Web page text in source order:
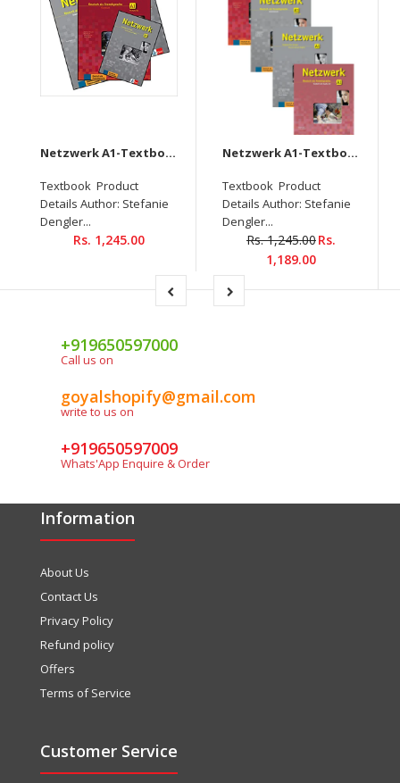
Netzwerk A1-Textbook+Workbook+Glossar+Intensivtrainer + Downloadable audio CD
Textbook Product
Details Author: Stefanie
Dengler...
Rs. 1,245.00
Netzwerk A1-Textbook+Workbook+Glossar+Testheft+Audios Downloadable (Set of 4 books)
Textbook Product
Details Author: Stefanie
Dengler...
Rs. 1,245.00Rs.
1,189.00
+919650597000
Call us on
goyalshopify@gmail.com
write to us on
+919650597009
Whats'App Enquire & Order
Information
About Us
Contact Us
Privacy Policy
Refund policy
Offers
Terms of Service
Customer Service